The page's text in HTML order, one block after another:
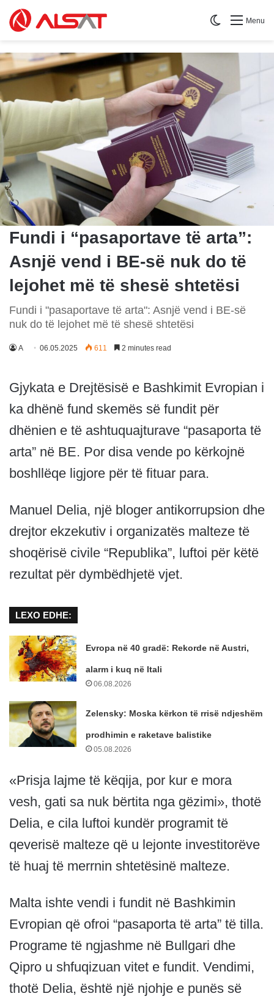
Menu
Switch skin
Fundi i “pasaportave të arta”:
Asnjë vend i BE-së nuk do të
lejohet më të shesë shtetësi
Fundi i "pasaportave të arta": Asnjë vend i BE-së
nuk do të lejohet më të shesë shtetësi
A 06.05.2025 611 2 minutes read
Gjykata e Drejtësisë e Bashkimit Evropian i
ka dhënë fund skemës së fundit për
dhënien e të ashtuquajturave “pasaporta të
arta” në BE. Por disa vende po kërkojnë
boshllëqe ligjore për të fituar para.
Manuel Delia, një bloger antikorrupsion dhe
drejtor ekzekutiv i organizatës malteze të
shoqërisë civile “Republika”, luftoi për këtë
rezultat për dymbëdhjetë vjet.
LEXO EDHE:
Evropa në 40 gradë: Rekorde në Austri,
alarm i kuq në Itali
06.08.2026
Zelensky: Moska kërkon të rrisë ndjeshëm
prodhimin e raketave balistike
05.08.2026
«Prisja lajme të këqija, por kur e mora
vesh, gati sa nuk bërtita nga gëzimi», thotë
Delia, e cila luftoi kundër programit të
qeverisë malteze që u lejonte investitorëve
të huaj të merrnin shtetësinë malteze.
Malta ishte vendi i fundit në Bashkimin
Evropian që ofroi “pasaporta të arta” të tilla.
Programe të ngjashme në Bullgari dhe
Qipro u shfuqizuan vitet e fundit. Vendimi,
thotë Delia, është një njohje e punës së